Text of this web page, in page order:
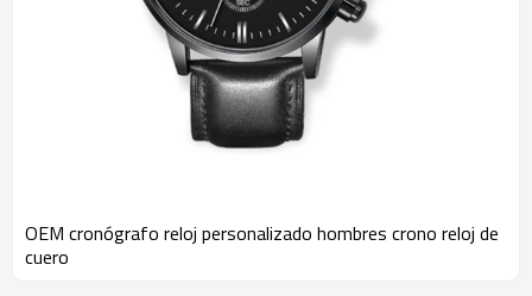
OEM cronógrafo reloj personalizado hombres crono reloj de
cuero